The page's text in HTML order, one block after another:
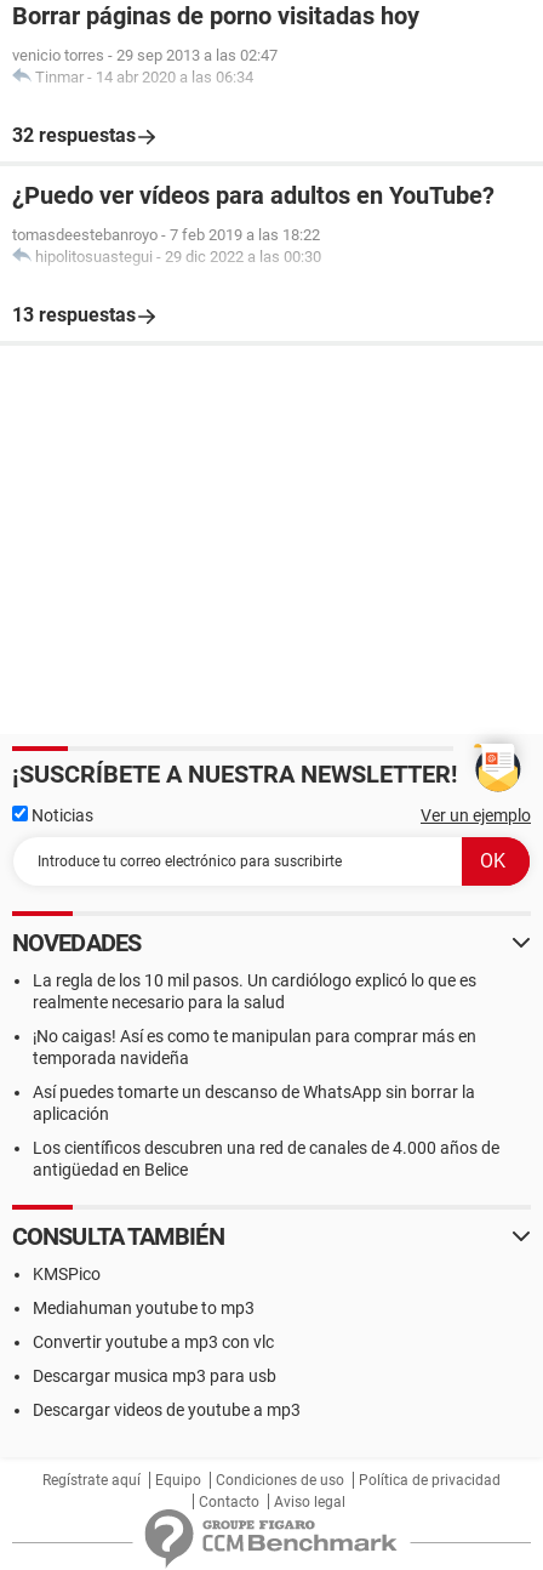
Borrar páginas de porno visitadas hoy
venicio torres - 29 sep 2013 a las 02:47
Tinmar - 14 abr 2020 a las 06:34
32 respuestas
¿Puedo ver vídeos para adultos en YouTube?
tomasdeestebanroyo - 7 feb 2019 a las 18:22
hipolitosuastegui - 29 dic 2022 a las 00:30
13 respuestas
¡SUSCRÍBETE A NUESTRA NEWSLETTER!
Noticias Ver un ejemplo
NOVEDADES
La regla de los 10 mil pasos. Un cardiólogo explicó lo que es
realmente necesario para la salud
¡No caigas! Así es como te manipulan para comprar más en
temporada navideña
Así puedes tomarte un descanso de WhatsApp sin borrar la
aplicación
Los científicos descubren una red de canales de 4.000 años de
antigüedad en Belice
CONSULTA TAMBIÉN
KMSPico
Mediahuman youtube to mp3
Convertir youtube a mp3 con vlc
Descargar musica mp3 para usb
Descargar videos de youtube a mp3
Regístrate aquí Equipo Condiciones de uso
Política de privacidad
Contacto
Aviso legal